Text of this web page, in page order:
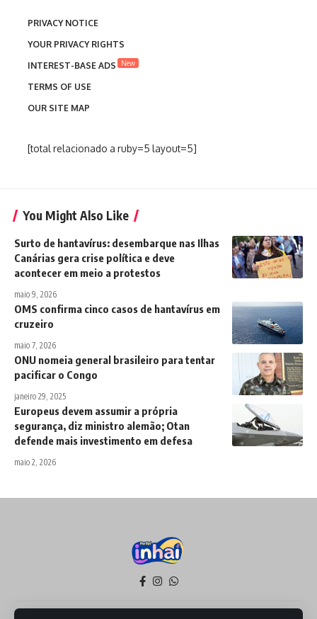
PRIVACY NOTICE
YOUR PRIVACY RIGHTS
INTEREST-BASE ADS
New
TERMS OF USE
OUR SITE MAP
[total relacionado a ruby=5 layout=5]
You Might Also Like
Surto de hantavírus: desembarque nas Ilhas
Canárias gera crise política e deve
acontecer em meio a protestos
maio 9, 2026
OMS confirma cinco casos de hantavírus em
cruzeiro
maio 7, 2026
ONU nomeia general brasileiro para tentar
pacificar o Congo
janeiro 29, 2025
Europeus devem assumir a própria
segurança, diz ministro alemão; Otan
defende mais investimento em defesa
maio 2, 2026